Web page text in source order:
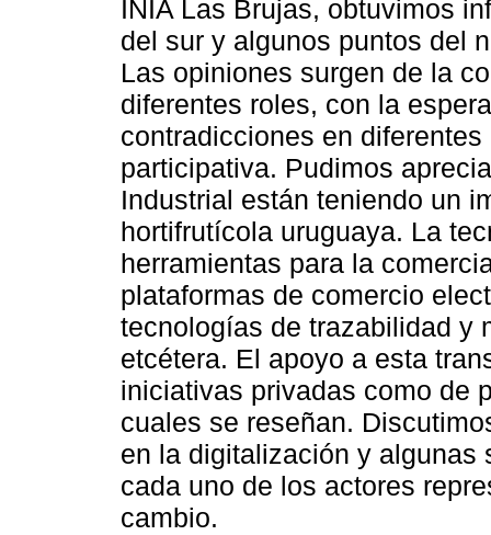
INIA Las Brujas, obtuvimos
del sur y algunos puntos del
Las opiniones surgen de la
diferentes roles, con la
contradicciones en
participativa. Pudimos
Industrial están teniendo un
hortifrutícola uruguaya. La
herramientas para la
plataformas de comercio
tecnologías de trazabilidad y
etcétera. El apoyo a esta
iniciativas privadas como de
cuales se reseñan.
en la digitalización y algunas
cada uno de los actores
cambio.